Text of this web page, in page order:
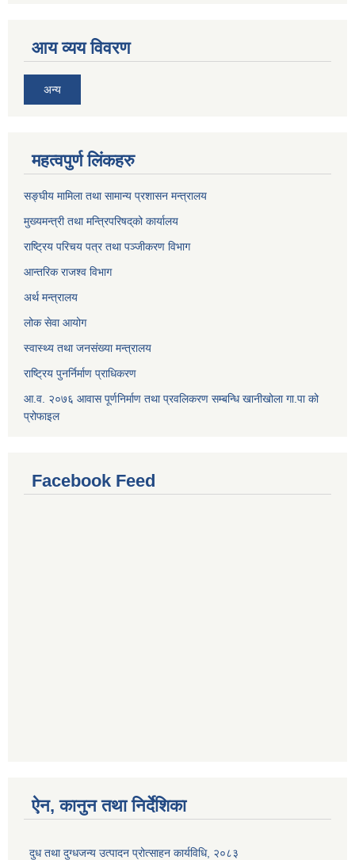
आय व्यय विवरण
अन्य
महत्वपुर्ण लिंकहरु
सङ्घीय मामिला तथा सामान्य प्रशासन मन्त्रालय
मुख्यमन्त्री तथा मन्त्रिपरिषद्‌को कार्यालय
राष्ट्रिय परिचय पत्र तथा पञ्जीकरण विभाग
आन्तरिक राजश्व विभाग
अर्थ मन्त्रालय
लोक सेवा आयोग
स्वास्थ्य तथा जनसंख्या मन्त्रालय
राष्ट्रिय पुनर्निर्माण प्राधिकरण
आ.व. २०७६ आवास पूर्णनिर्माण तथा प्रवलिकरण सम्बन्धि खानीखोला गा.पा को
प्रोफाइल
Facebook Feed
ऐन, कानुन तथा निर्देशिका
दुध तथा दुग्धजन्य उत्पादन प्रोत्साहन कार्यविधि, २०८३